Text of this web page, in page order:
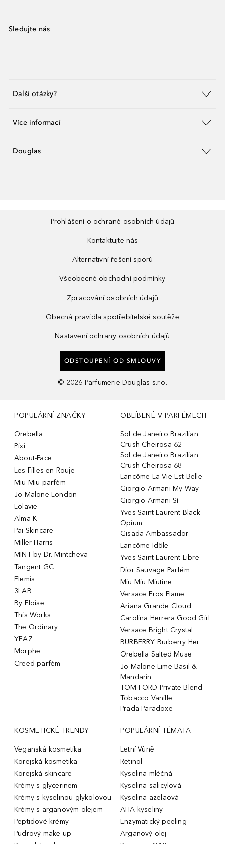
Sledujte nás
Další otázky?
Více informací
Douglas
Prohlášení o ochraně osobních údajů
Kontaktujte nás
Alternativní řešení sporů
Všeobecné obchodní podmínky
Zpracování osobních údajů
Obecná pravidla spotřebitelské soutěže
Nastavení ochrany osobních údajů
ODSTOUPENÍ OD SMLOUVY
© 2026 Parfumerie Douglas s.r.o.
POPULÁRNÍ ZNAČKY
Orebella
Pixi
About-Face
Les Filles en Rouje
Miu Miu parfém
Jo Malone London
Lolavie
Alma K
Pai Skincare
Miller Harris
MINT by Dr. Mintcheva
Tangent GC
Elemis
3LAB
By Eloise
This Works
The Ordinary
YEAZ
Morphe
Creed parfém
OBLÍBENÉ V PARFÉMECH
Sol de Janeiro Brazilian
Crush Cheirosa 62
Sol de Janeiro Brazilian
Crush Cheirosa 68
Lancôme La Vie Est Belle
Giorgio Armani My Way
Giorgio Armani Sì
Yves Saint Laurent Black
Opium
Gisada Ambassador
Lancôme Idôle
Yves Saint Laurent Libre
Dior Sauvage Parfém
Miu Miu Miutine
Versace Eros Flame
Ariana Grande Cloud
Carolina Herrera Good Girl
Versace Bright Crystal
BURBERRY Burberry Her
Orebella Salted Muse
Jo Malone Lime Basil &
Mandarin
TOM FORD Private Blend
Tobacco Vanille
Prada Paradoxe
KOSMETICKÉ TRENDY
Veganská kosmetika
Korejská kosmetika
Korejská skincare
Krémy s glycerinem
Krémy s kyselinou glykolovou
Krémy s arganovým olejem
Peptidové krémy
Pudrový make-up
POPULÁRNÍ TÉMATA
Letní Vůně
Retinol
Kyselina mléčná
Kyselina salicylová
Kyselina azelaová
AHA kyseliny
Enzymatický peeling
Arganový olej